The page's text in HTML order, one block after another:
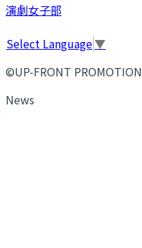
演劇女子部
Select Language▼
©UP-FRONT
News